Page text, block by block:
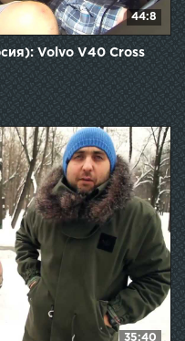
44:8
Volvo V40 Cross
35:40